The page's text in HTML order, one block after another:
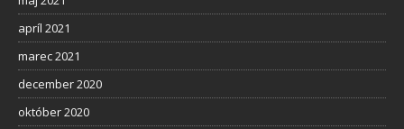
apríl 2021
marec 2021
december 2020
október 2020